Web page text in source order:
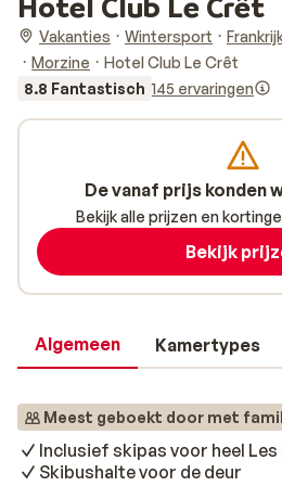
Vakanties Wintersport
Morzine
Hotel Club Le Crêt
8.8 Fantastisch 145 ervaringen
Algemeen Kamertypes
Meest geboekt door met
Inclusief skipas voor heel
Skibushalte voor de deur
De vanaf prijs konden
Bekijk alle prijzen en
Bekijk